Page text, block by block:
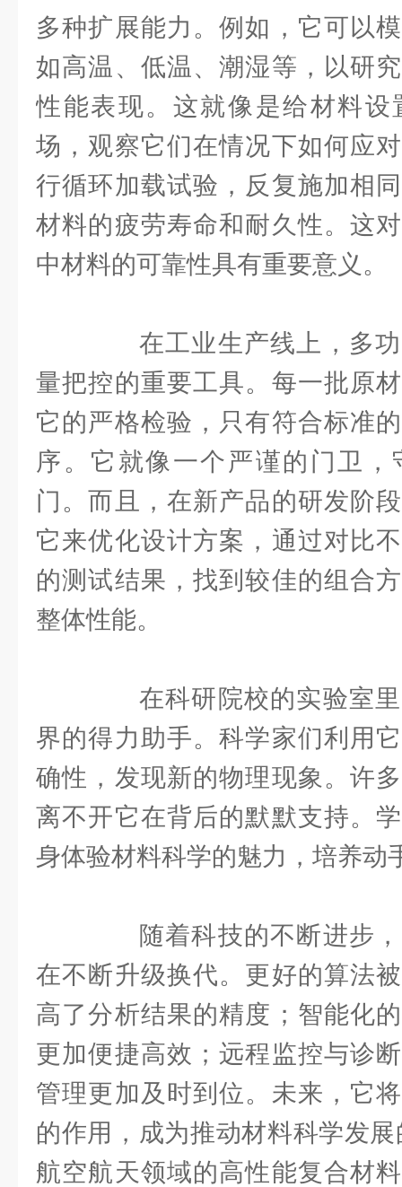
多种扩展能力。例如，它可以
如高温、低温、潮湿等，以研
性能表现。这就像是给材料设
场，观察它们在情况下如何应
行循环加载试验，反复施加相
材料的疲劳寿命和耐久性。这
中材料的可靠性具有重要意义。
在工业生产线上，多功
量把控的重要工具。每一批原
它的严格检验，只有符合标准
序。它就像一个严谨的门卫
门。而且，在新产品的研发阶
它来优化设计方案，通过对比
的测试结果，找到较佳的组合
整体性能。
在科研院校的实验室里
界的得力助手。科学家们利用
确性，发现新的物理现象。许
离不开它在背后的默默支持。
身体验材料科学的魅力，培养动
随着科技的不断进步，
在不断升级换代。更好的算法
高了分析结果的精度；智能化
更加便捷高效；远程监控与诊
管理更加及时到位。未来，它
的作用，成为推动材料科学发
航空航天领域的高性能复合材